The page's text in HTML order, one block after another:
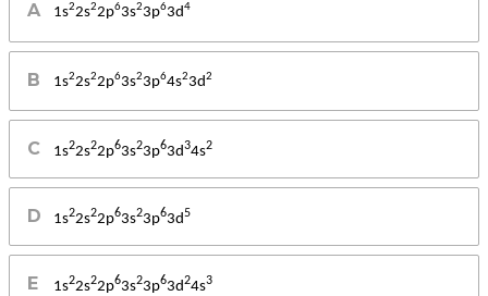
1s22s22p63s23p63d4
1s22s22p63s23p64s23d2
1s22s22p63s23p63d34s2
1s22s22p63s23p63d5
1s22s22p63s23p63d24s3